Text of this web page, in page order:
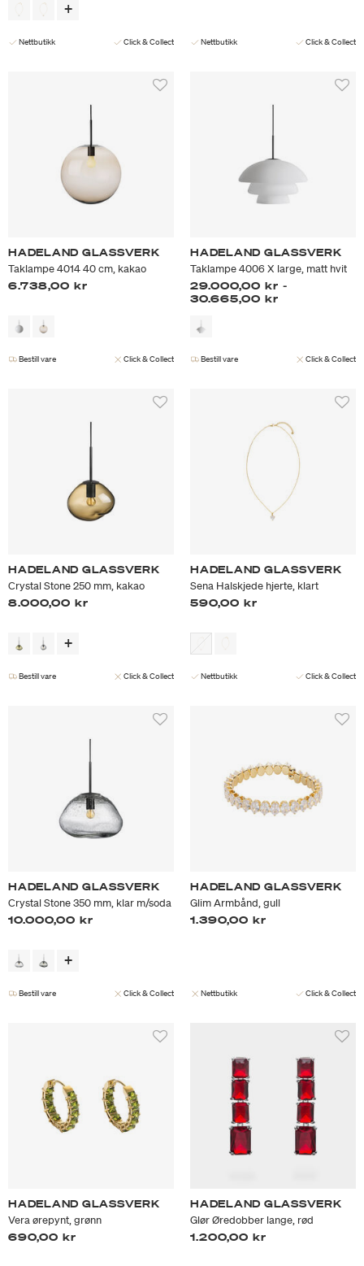
Nettbutikk Click & Collect Nettbutikk Click & Collect
HADELAND GLASSVERK
Taklampe 4014 40 cm, kakao
6.738,00 kr
Bestill vare Click & Collect
HADELAND GLASSVERK
Taklampe 4006 X large, matt hvit
29.000,00 kr -
30.665,00 kr
Bestill vare Click & Collect
HADELAND GLASSVERK
Crystal Stone 250 mm, kakao
8.000,00 kr
Bestill vare Click & Collect
HADELAND GLASSVERK
Sena Halskjede hjerte, klart
590,00 kr
Nettbutikk Click & Collect
HADELAND GLASSVERK
Crystal Stone 350 mm, klar m/soda
10.000,00 kr
Bestill vare Click & Collect
HADELAND GLASSVERK
Glim Armbånd, gull
1.390,00 kr
Nettbutikk Click & Collect
HADELAND GLASSVERK
Vera ørepynt, grønn
690,00 kr
HADELAND GLASSVERK
Glør Øredobber lange, rød
1.200,00 kr